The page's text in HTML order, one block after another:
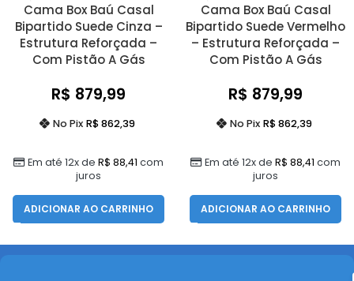
Cama Box Baú Casal
Bipartido Suede Cinza –
Estrutura Reforçada –
Com Pistão A Gás
R$ 879,99
Em até 12x de R$ 88,41 com
juros
No Pix R$862,39
ADICIONAR AO CARRINHO
Cama Box Baú Casal
Bipartido Suede Vermelho
– Estrutura Reforçada –
Com Pistão A Gás
R$ 879,99
Em até 12x de R$ 88,41 com
juros
No Pix R$862,39
ADICIONAR AO CARRINHO